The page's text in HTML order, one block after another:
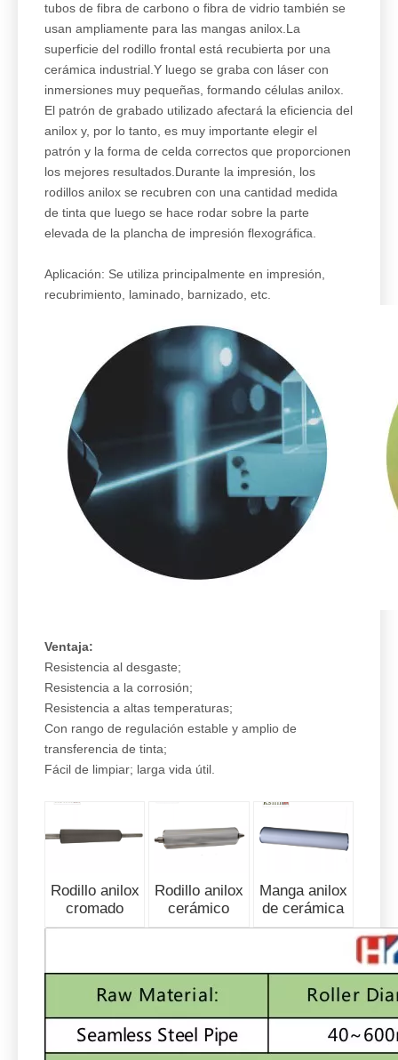
tubos de fibra de carbono o fibra de vidrio también se
usan ampliamente para las mangas anilox.La
superficie del rodillo frontal está recubierta por una
cerámica industrial.Y luego se graba con láser con
inmersiones muy pequeñas, formando células anilox.
El patrón de grabado utilizado afectará la eficiencia del
anilox y, por lo tanto, es muy importante elegir el
patrón y la forma de celda correctos que proporcionen
los mejores resultados.Durante la impresión, los
rodillos anilox se recubren con una cantidad medida
de tinta que luego se hace rodar sobre la parte
elevada de la plancha de impresión flexográfica.
Aplicación: Se utiliza principalmente en impresión,
recubrimiento, laminado, barnizado, etc.
Ventaja:
Resistencia al desgaste;
Resistencia a la corrosión;
Resistencia a altas temperaturas;
Con rango de regulación estable y amplio de
transferencia de tinta;
Fácil de limpiar; larga vida útil.
Rodillo anilox
cromado
Rodillo anilox
cerámico
Manga anilox
de cerámica